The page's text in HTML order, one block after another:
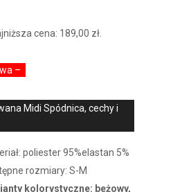
cena: 189,00 zł.
–
Midi Spódnica, cechy i
poliester 95%elastan 5%
rozmiary: S-M
kolorystyczne: beżowy,